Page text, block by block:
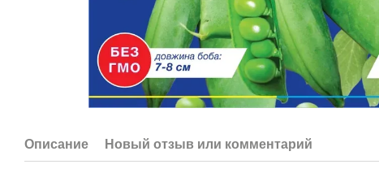
Описание Новый отзыв или комментарий